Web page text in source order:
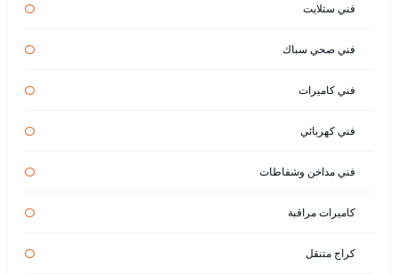
فني ستلايت
فني صحي سباك
فني كاميرات
فني كهربائي
فني مداخن وشفاطات
كاميرات مراقبة
كراج متنقل